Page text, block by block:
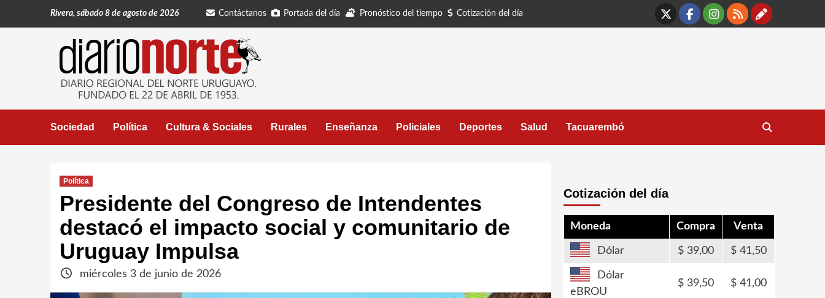
Rivera, sábado 8 de agosto de 2026 Contáctanos Portada del día Pronóstico del tiempo Cotización del día
X Facebook
Instagram
RSS
Sociedad Política Cultura & Sociales Rurales Enseñanza Policiales Deportes Salud Tacuarembó
Política
Presidente del Congreso de Intendentes
destacó el impacto social y comunitario de
Uruguay Impulsa
miércoles 3 de junio de 2026
Cotización del día
Moneda Compra Venta
Dólar 39,00 41,50
Dólar
eBROU
39,50 41,00